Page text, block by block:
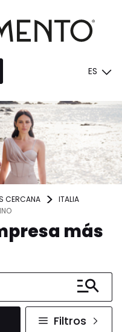
ES
CERCANA
ITALIA
más
Filtros